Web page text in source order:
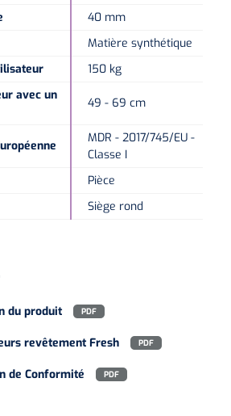
40 mm
Matière synthétique
150 kg
avec un
49 - 69 cm
MDR - 2017/745/EU -
Classe I
Pièce
Siège rond
du produit PDF
revêtement Fresh PDF
de Conformité PDF